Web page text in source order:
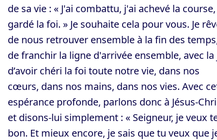
de sa vie : « J'ai combattu, j'ai achevé la
gardé la foi. » Je souhaite cela pour vous. Je
de nous retrouver ensemble à la fin des
de franchir la ligne d'arrivée ensemble, avec la
d’avoir chéri la foi toute notre vie, dans nos
cœurs, dans nos mains, dans nos vies. Avec
espérance profonde, parlons donc à Jésus-
et disons-lui simplement : « Seigneur, je veux
bon. Et mieux encore, je sais que tu veux que